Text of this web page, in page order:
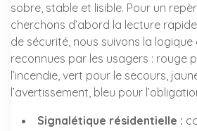
sobre, stable et lisible. Pour un
cherchons d’abord la lecture
de sécurité, nous suivons la
reconnues par les usagers : rouge
l’incendie, vert pour le secours,
l’avertissement, bleu pour
Signalétique résidentielle :